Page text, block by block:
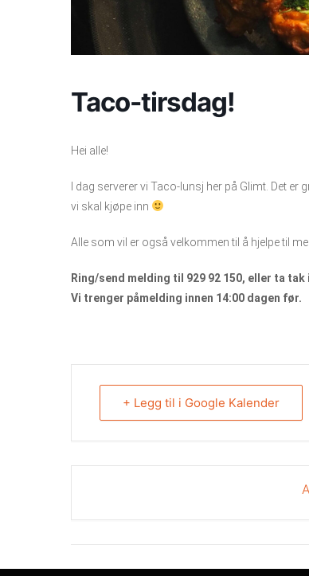
Taco-tirsdag!
Hei alle!
I dag serverer vi Taco-lunsj her på Glimt. Det
vi skal kjøpe inn
Alle som vil er også velkommen til å hjelpe til
Ring/send melding til 929 92 150, eller ta
Vi trenger påmelding innen 14:00 dagen før.
+ Legg til i Google Kalender